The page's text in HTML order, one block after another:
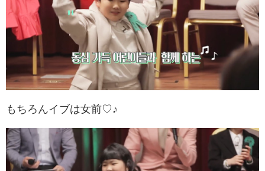
もちろんイブは女前♡♪